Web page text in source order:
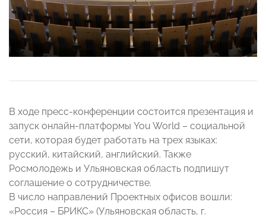
В ходе пресс-конференции состоится презентация и
запуск онлайн-платформы You World – социальной
сети, которая будет работать на трех языках:
русский, китайский, английский. Также
Росмолодежь и Ульяновская область подпишут
соглашение о сотрудничестве.
В число направлений Проектных офисов вошли:
«Россия – БРИКС» (Ульяновская область, г.